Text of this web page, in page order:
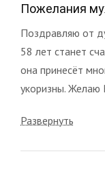
Пожелания
Поздравляю от
58 лет станет
она принесёт
укоризны. Желаю
Развернуть